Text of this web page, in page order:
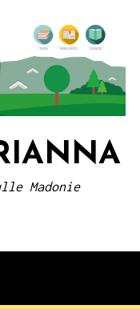
Madonie